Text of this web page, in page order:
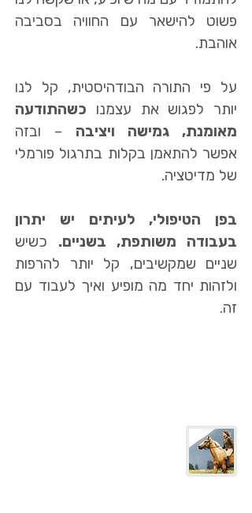
פשוט להישאר עם החוויה בסביבה
אוהבת.
על פי התורה הבודהיסטית, קל לנו
יותר לפגוש את עצמנו כשהתודעה
מאומנת, גמישה ויציבה – ובזה
אפשר להתאמן בקלות בתרגול פורמלי
של מדיטציה.
בפן הטיפולי, לעיתים יש יתרון
בעבודה משותפת, בשניים. כשיש
שניים שמקשיבים, קל יותר להרפות
ולזהות יחד מה מופיע ואיך לעבוד עם
זה.